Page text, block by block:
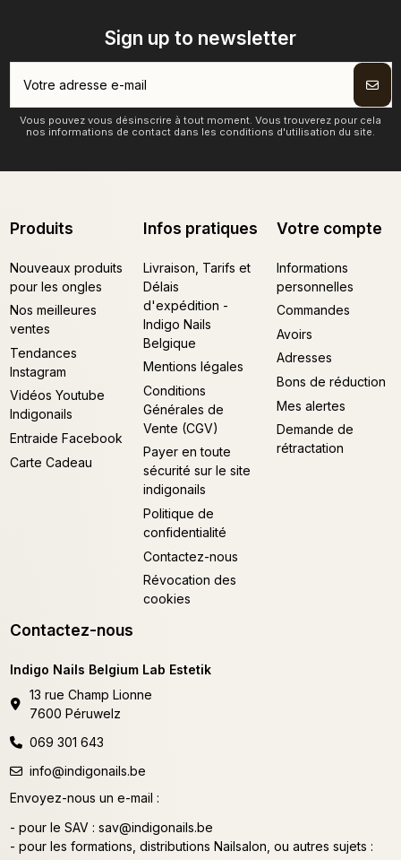
Sign up to newsletter
Vous pouvez vous désinscrire à tout moment. Vous trouverez pour cela
nos informations de contact dans les conditions d'utilisation du site.
Produits
Nouveaux produits
pour les ongles
Nos meilleures
ventes
Tendances
Instagram
Vidéos Youtube
Indigonails
Entraide Facebook
Carte Cadeau
Infos pratiques
Livraison, Tarifs et
Délais
d'expédition -
Indigo Nails
Belgique
Mentions légales
Conditions
Générales de
Vente (CGV)
Payer en toute
sécurité sur le site
indigonails
Politique de
confidentialité
Contactez-nous
Révocation des
cookies
Votre compte
Informations
personnelles
Commandes
Avoirs
Adresses
Bons de réduction
Mes alertes
Demande de
rétractation
Contactez-nous
Indigo Nails Belgium Lab Estetik
13 rue Champ Lionne
7600 Péruwelz
069 301 643
info@indigonails.be
Envoyez-nous un e-mail :
- pour le SAV : sav@indigonails.be
- pour les formations, distributions Nailsalon, ou autres sujets :